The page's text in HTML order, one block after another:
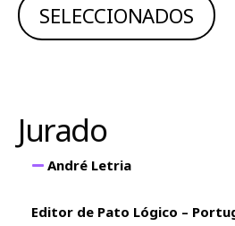
SELECCIONADOS
Jurado
André Letria
Editor de Pato Lógico –